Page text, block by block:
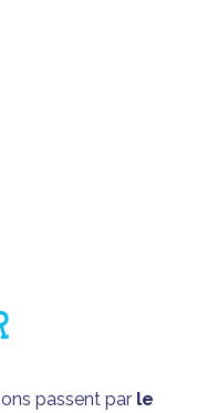
passent par le